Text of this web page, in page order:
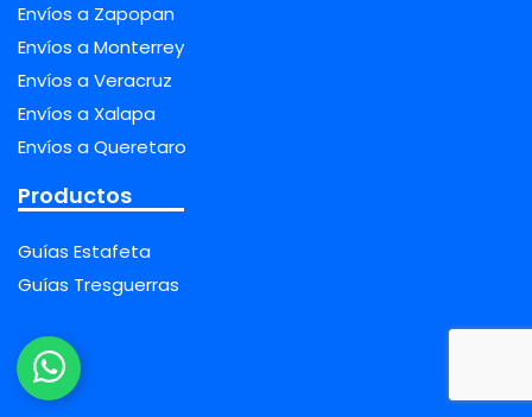
Envíos a Zapopan
Envíos a Monterrey
Envíos a Veracruz
Envíos a Xalapa
Envíos a Queretaro
Productos
Guías Estafeta
Guías Tresguerras